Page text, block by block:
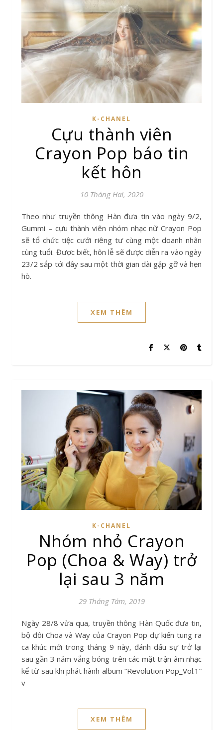
K-CHANEL
Cựu thành viên
Crayon Pop báo tin
kết hôn
10 Tháng Hai, 2020
Theo như truyền thông Hàn đưa tin vào ngày 9/2,
Gummi – cựu thành viên nhóm nhạc nữ Crayon Pop
sẽ tổ chức tiệc cưới riêng tư cùng một doanh nhân
cùng tuổi. Được biết, hôn lễ sẽ được diễn ra vào ngày
23/2 sắp tới đây sau một thời gian dài gặp gỡ và hẹn
hò.
XEM THÊM
K-CHANEL
Nhóm nhỏ Crayon
Pop (Choa & Way) trở
lại sau 3 năm
29 Tháng Tám, 2019
Ngày 28/8 vừa qua, truyền thông Hàn Quốc đưa tin,
bộ đôi Choa và Way của Crayon Pop dự kiến tung ra
ca khúc mới trong tháng 9 này, đánh dấu sự trở lại
sau gần 3 năm vắng bóng trên các mặt trận âm nhạc
kể từ sau khi phát hành album “Revolution Pop_Vol.1”
v
XEM THÊM